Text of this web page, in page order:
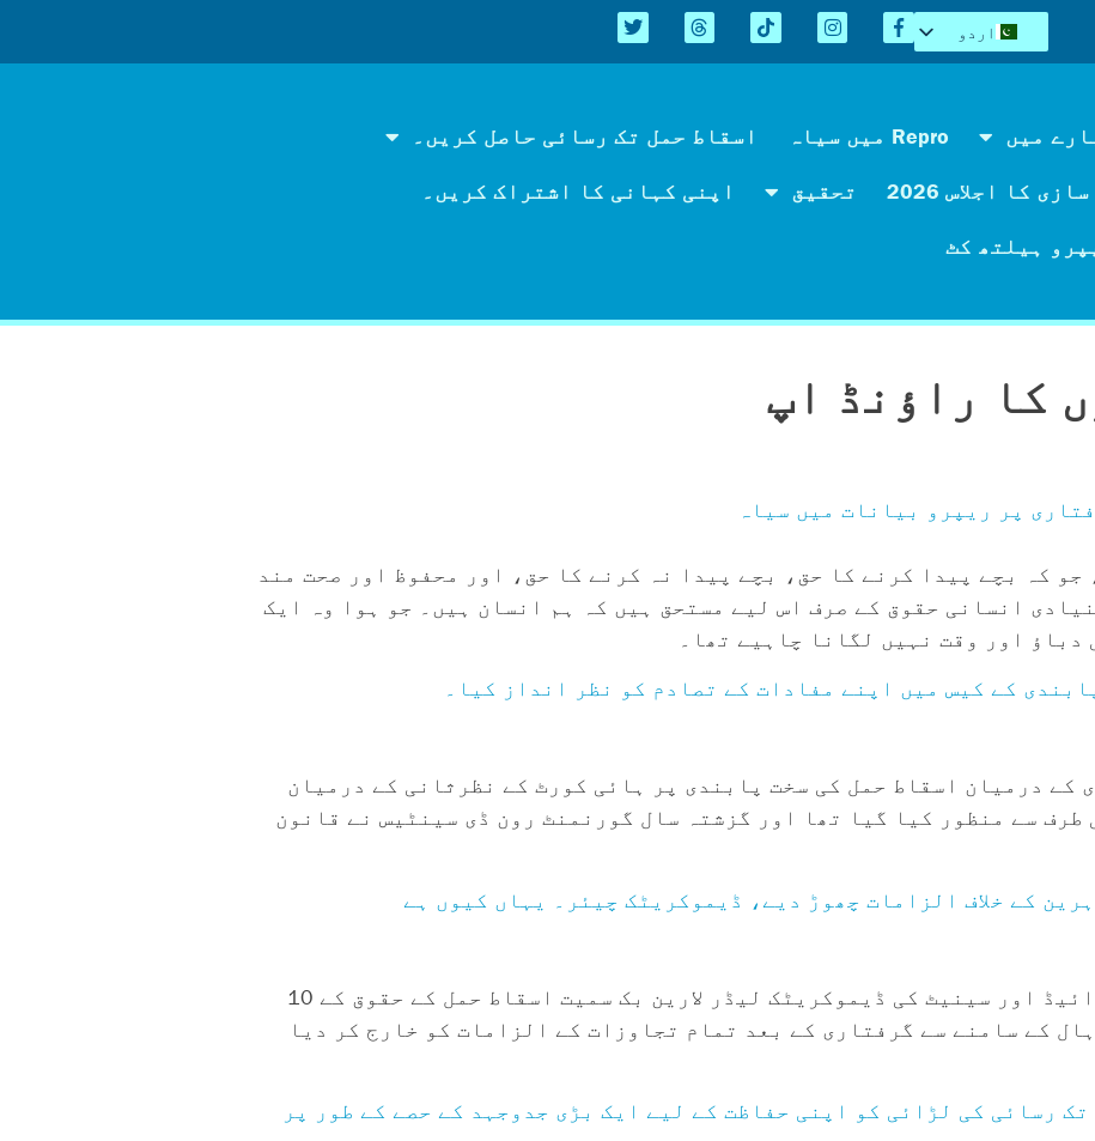
اردو
English
Tiếng Việt
میں Repro میں سیاہ
اسقاط حمل تک رسائی حاصل کریں۔
کا اجلاس 2026
تحقیق
اپنی کہانی کا اشتراک کریں۔
ہیلتھ کٹ
کا راؤنڈ اپ
پر ریپرو بیانات میں سیاہ
کہ بچے پیدا کرنے کا حق، بچے پیدا نہ کرنے کا حق، اور محفوظ اور صحت مند
انسانی حقوق کے صرف اس لیے مستحق ہیں کہ ہم انسان ہیں۔ جو ہوا وہ ایک
اور وقت نہیں لگانا چاہیے تھا۔
کے کیس میں اپنے مفادات کے تصادم کو نظر انداز کیا۔
کے درمیان اسقاط حمل کی سخت پابندی پر ہائی کورٹ کے نظرثانی کے درمیان
طرف سے منظور کیا گیا تھا اور گزشتہ سال گورنمنٹ رون ڈی سینٹیس نے قانون
کے خلاف الزامات چھوڑ دیے، ڈیموکریٹک چیئر۔ یہاں کیوں ہے
فلوریڈا کی ڈیموکریٹک پارٹی کی چیئر نکی فرائیڈ اور سینیٹ کی ڈیموکریٹک لیڈر لارین بک سمیت اسقاط حمل کے حقوق کے 10
کو ٹلہاسی سٹی ہال کے سامنے سے گرفتاری کے بعد تمام تجاوزات کے الزامات کو خارج کر دیا
رسائی کی لڑائی کو اپنی حفاظت کے لیے ایک بڑی جدوجہد کے حصے کے طور پر